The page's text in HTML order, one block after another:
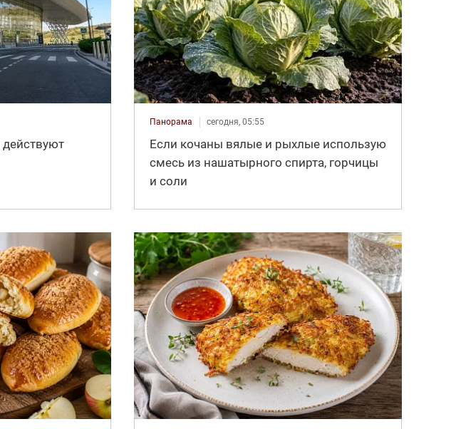
действуют
Панорама сегодня, 05:55
Если кочаны вялые и рыхлые использую
смесь из нашатырного спирта, горчицы
и соли